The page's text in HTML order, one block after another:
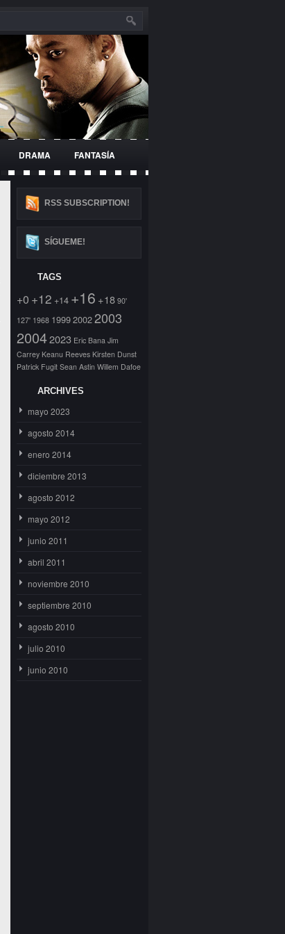
DRAMA FANTASÍA
RSS SUBSCRIPTION!
SÍGUEME!
TAGS
+0 +12 +14 +16 +18 90'
127' 1968 199920022003
20042023 Eric Bana Jim
Carrey Keanu Reeves Kirsten Dunst
Patrick Fugit Sean Astin Willem Dafoe
ARCHIVES
mayo 2023
agosto 2014
enero 2014
diciembre 2013
agosto 2012
mayo 2012
junio 2011
abril 2011
noviembre 2010
septiembre 2010
agosto 2010
julio 2010
junio 2010